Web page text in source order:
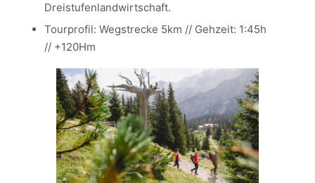
Dreistufenlandwirtschaft.
Tourprofil: Wegstrecke 5km // Gehzeit: 1:45h
// +120Hm